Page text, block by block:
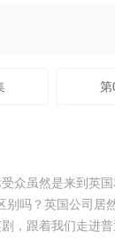
第
众虽然是来到英
别吗？英国公司
，跟着我们走进普